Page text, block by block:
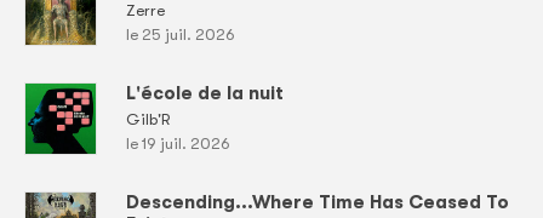
Zerre
le 25 juil. 2026
L'école de la nuit
Gilb'R
le 19 juil. 2026
Descending...Where Time Has Ceased To